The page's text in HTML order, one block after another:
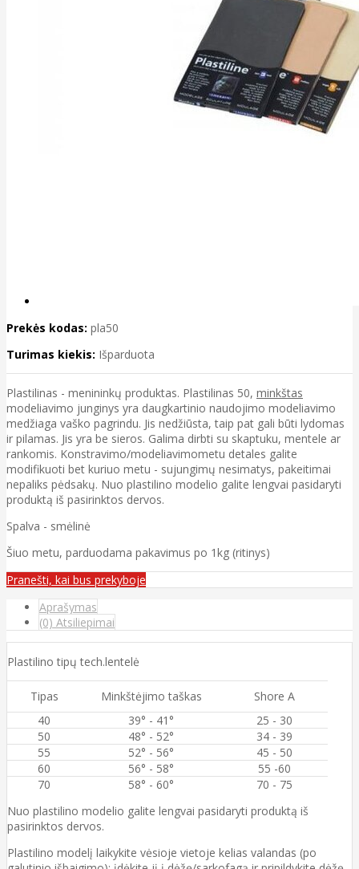
Prekės kodas: pla50
Turimas kiekis: Išparduota
Plastilinas - menininkų produktas. Plastilinas 50, minkštas
modeliavimo junginys yra daugkartinio naudojimo modeliavimo
medžiaga vaško pagrindu. Jis nedžiūsta, taip pat gali būti lydomas
ir pilamas. Jis yra be sieros. Galima dirbti su skaptuku, mentele ar
rankomis. Konstravimo/modeliavimometu detales galite
modifikuoti bet kuriuo metu - sujungimų nesimatys, pakeitimai
nepaliks pėdsakų. Nuo plastilino modelio galite lengvai pasidaryti
produktą iš pasirinktos dervos.
Spalva - smėlinė
Šiuo metu, parduodama pakavimus po 1kg (ritinys)
Pranešti, kai bus prekyboje
Aprašymas
(0) Atsiliepimai
Plastilino tipų tech.lentelė
Tipas Minkštėjimo taškas
Shore A
40
39° - 41°
25 - 30
50
48° - 52°
34 - 39
55
52° - 56°
45 - 50
60
56° - 58°
55 -60
70
58° - 60°
70 - 75
Nuo plastilino modelio galite lengvai pasidaryti produktą iš
pasirinktos dervos.
Plastilino modelį laikykite vėsioje vietoje kelias valandas (po